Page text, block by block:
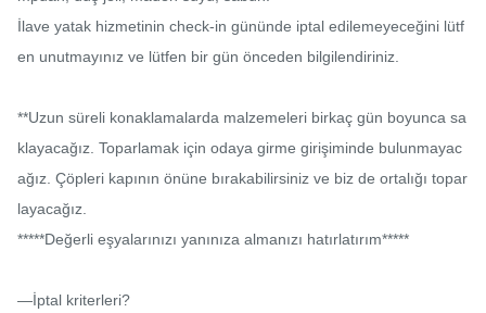
İlave yatak hizmetinin check-in gününde iptal edilemeyeceğini lütf
en unutmayınız ve lütfen bir gün önceden bilgilendiriniz.
**Uzun süreli konaklamalarda malzemeleri birkaç gün boyunca sa
klayacağız. Toparlamak için odaya girme girişiminde bulunmayac
ağız. Çöpleri kapının önüne bırakabilirsiniz ve biz de ortalığı topar
layacağız.
*****Değerli eşyalarınızı yanınıza almanızı hatırlatırım*****
—İptal kriterleri?